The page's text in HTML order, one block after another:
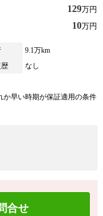
129万円
10万円
9.1万km
歴
なし
か早い時期が保証適用の条件
合せ